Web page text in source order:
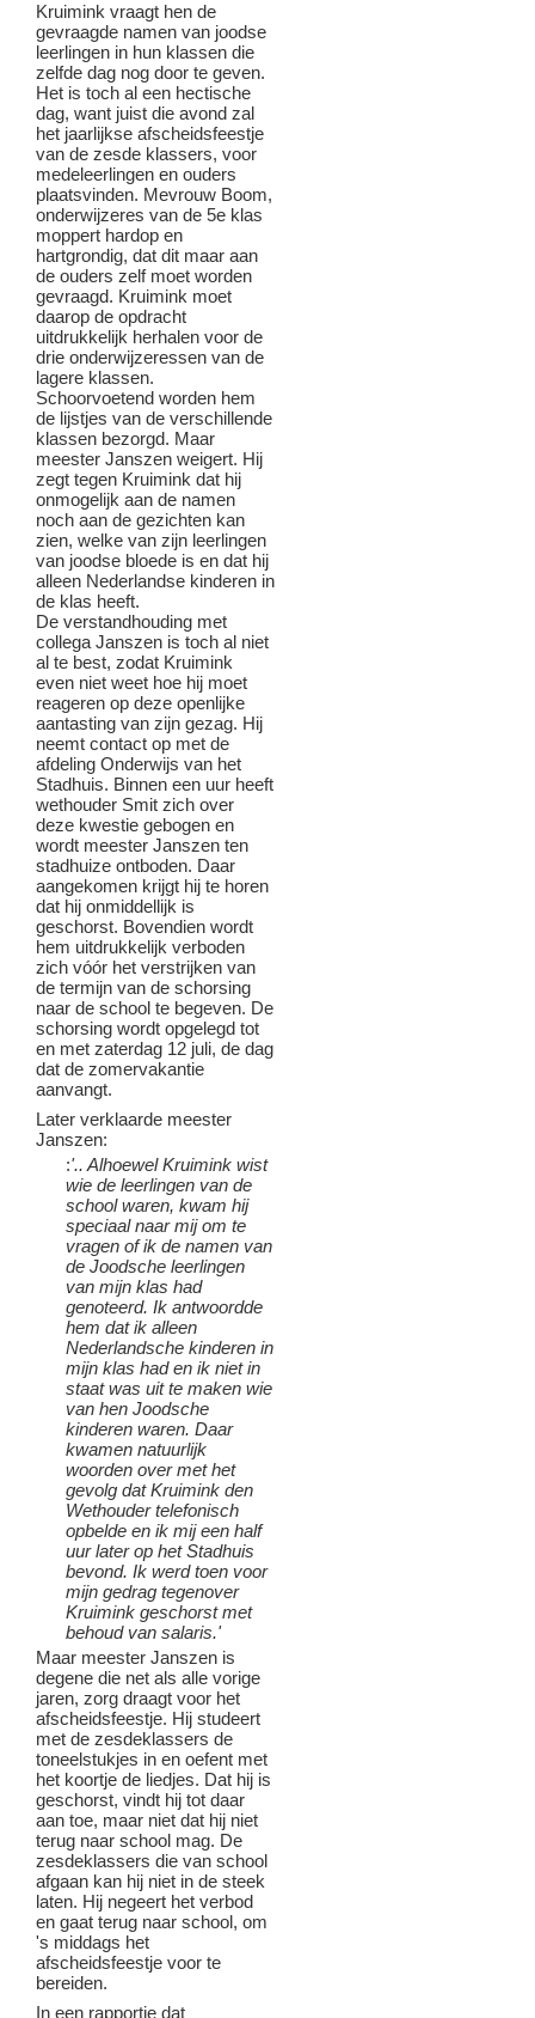
Kruimink vraagt hen de
gevraagde namen van joodse
leerlingen in hun klassen die
zelfde dag nog door te geven.
Het is toch al een hectische
dag, want juist die avond zal
het jaarlijkse afscheidsfeestje
van de zesde klassers, voor
medeleerlingen en ouders
plaatsvinden. Mevrouw Boom,
onderwijzeres van de 5e klas
moppert hardop en
hartgrondig, dat dit maar aan
de ouders zelf moet worden
gevraagd. Kruimink moet
daarop de opdracht
uitdrukkelijk herhalen voor de
drie onderwijzeressen van de
lagere klassen.
Schoorvoetend worden hem
de lijstjes van de verschillende
klassen bezorgd. Maar
meester Janszen weigert. Hij
zegt tegen Kruimink dat hij
onmogelijk aan de namen
noch aan de gezichten kan
zien, welke van zijn leerlingen
van joodse bloede is en dat hij
alleen Nederlandse kinderen in
de klas heeft.
De verstandhouding met
collega Janszen is toch al niet
al te best, zodat Kruimink
even niet weet hoe hij moet
reageren op deze openlijke
aantasting van zijn gezag. Hij
neemt contact op met de
afdeling Onderwijs van het
Stadhuis. Binnen een uur heeft
wethouder Smit zich over
deze kwestie gebogen en
wordt meester Janszen ten
stadhuize ontboden. Daar
aangekomen krijgt hij te horen
dat hij onmiddellijk is
geschorst. Bovendien wordt
hem uitdrukkelijk verboden
zich vóór het verstrijken van
de termijn van de schorsing
naar de school te begeven. De
schorsing wordt opgelegd tot
en met zaterdag 12 juli, de dag
dat de zomervakantie
aanvangt.
Later verklaarde meester
Janszen:
:'.. Alhoewel Kruimink wist
wie de leerlingen van de
school waren, kwam hij
speciaal naar mij om te
vragen of ik de namen van
de Joodsche leerlingen
van mijn klas had
genoteerd. Ik antwoordde
hem dat ik alleen
Nederlandsche kinderen in
mijn klas had en ik niet in
staat was uit te maken wie
van hen Joodsche
kinderen waren. Daar
kwamen natuurlijk
woorden over met het
gevolg dat Kruimink den
Wethouder telefonisch
opbelde en ik mij een half
uur later op het Stadhuis
bevond. Ik werd toen voor
mijn gedrag tegenover
Kruimink geschorst met
behoud van salaris.'
Maar meester Janszen is
degene die net als alle vorige
jaren, zorg draagt voor het
afscheidsfeestje. Hij studeert
met de zesdeklassers de
toneelstukjes in en oefent met
het koortje de liedjes. Dat hij is
geschorst, vindt hij tot daar
aan toe, maar niet dat hij niet
terug naar school mag. De
zesdeklassers die van school
afgaan kan hij niet in de steek
laten. Hij negeert het verbod
en gaat terug naar school, om
's middags het
afscheidsfeestje voor te
bereiden.
In een rapportje dat